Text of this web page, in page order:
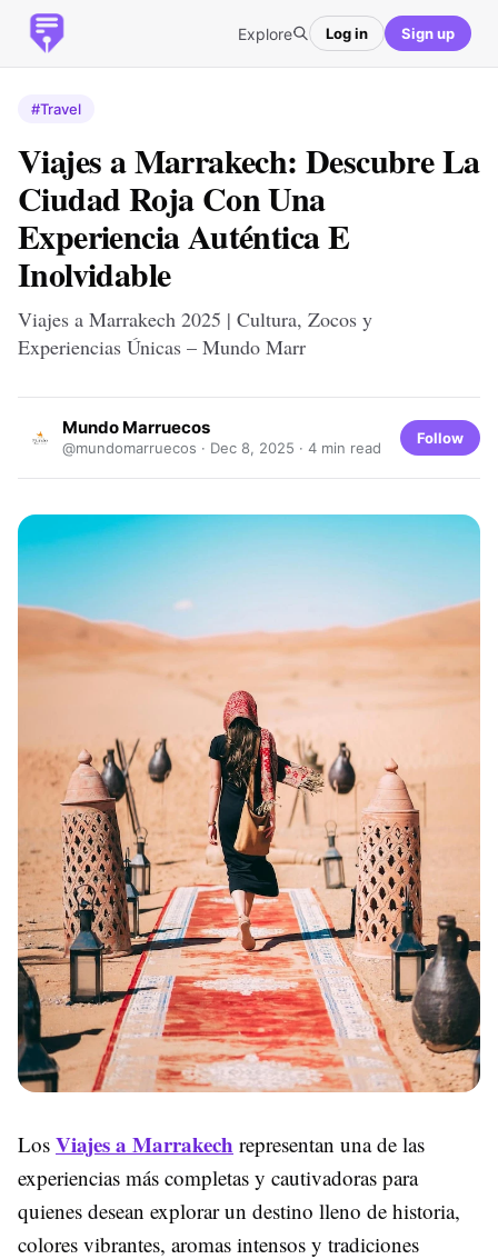
Explore Log in Sign up
#Travel
Viajes a Marrakech: Descubre La
Ciudad Roja Con Una
Experiencia Auténtica E
Inolvidable
Viajes a Marrakech 2025 | Cultura, Zocos y
Experiencias Únicas – Mundo Marr
Mundo Marruecos
@mundomarruecos · Dec 8, 2025 · 4 min read
Follow
Los Viajes a Marrakech representan una de las
experiencias más completas y cautivadoras para
quienes desean explorar un destino lleno de historia,
colores vibrantes, aromas intensos y tradiciones